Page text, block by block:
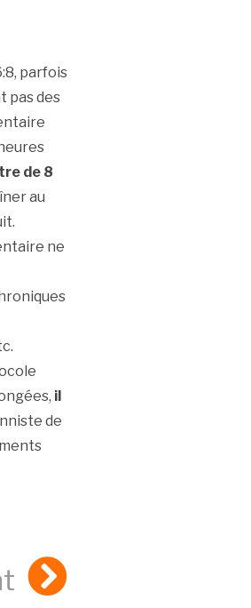
parfois
pas des
de 8
au
ne
il
de